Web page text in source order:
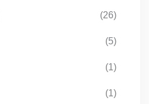
(26)
(5)
(1)
(1)